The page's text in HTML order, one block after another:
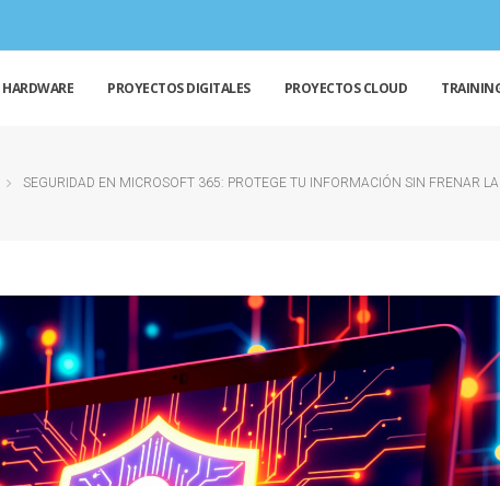
HARDWARE PROYECTOS DIGITALES PROYECTOS CLOUD
SEGURIDAD EN MICROSOFT 365: PROTEGE TU INFORMACIÓN SIN FRENAR